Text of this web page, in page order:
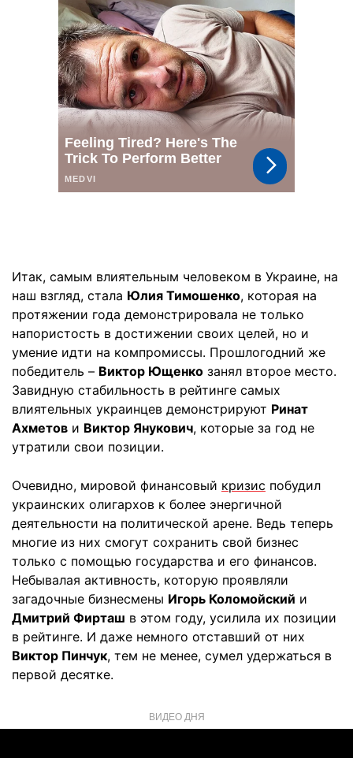
Итак, самым влиятельным человеком в Украине, на
наш взгляд, стала Юлия Тимошенко, которая на
протяжении года демонстрировала не только
напористость в достижении своих целей, но и
умение идти на компромиссы. Прошлогодний же
победитель – Виктор Ющенко занял второе место.
Завидную стабильность в рейтинге самых
влиятельных украинцев демонстрируют Ринат
Ахметов и Виктор Янукович, которые за год не
утратили свои позиции.
Очевидно, мировой финансовый кризис побудил
украинских олигархов к более энергичной
деятельности на политической арене. Ведь теперь
многие из них смогут сохранить свой бизнес
только с помощью государства и его финансов.
Небывалая активность, которую проявляли
загадочные бизнесмены Игорь Коломойский и
Дмитрий Фирташ в этом году, усилила их позиции
в рейтинге. И даже немного отставший от них
Виктор Пинчук, тем не менее, сумел удержаться в
первой десятке.
ВИДЕО ДНЯ